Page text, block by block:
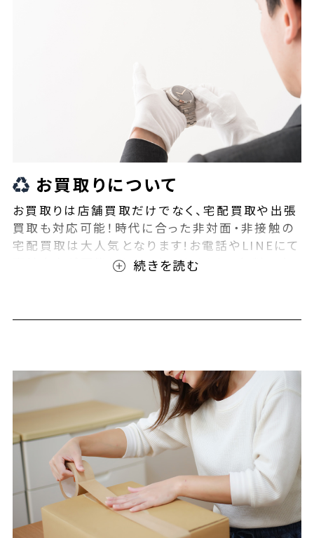
お買取りについて
お買取りは店舗買取だけでなく、宅配買取や出張
買取も対応可能！時代に合った非対面・非接触の
宅配買取は大人気となります!お電話やLINEにて
事前査定が可能となっております！また無料の宅